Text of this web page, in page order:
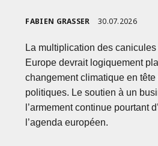
FABIEN GRASSER 30.07.2026
La multiplication des
Europe devrait logiquement
changement climatique en
politiques. Le soutien à un
l’armement continue pourtant
l’agenda européen.